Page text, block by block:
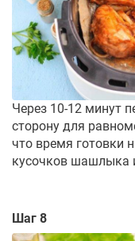
Через 10-12 минут
сторону для
что время готовки
кусочков шашлыка
Шаг 8